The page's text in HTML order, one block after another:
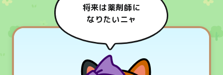
将来は薬剤師に
なりたいニャ